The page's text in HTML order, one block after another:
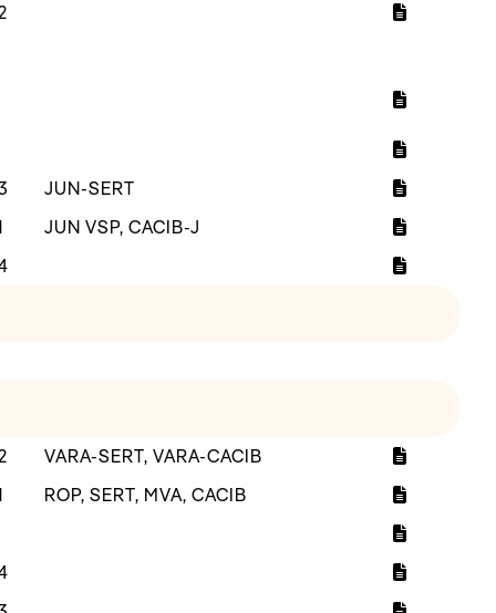
JUN-SERT
JUN VSP, CACIB-J
VARA-SERT, VARA-CACIB
ROP, SERT, MVA, CACIB